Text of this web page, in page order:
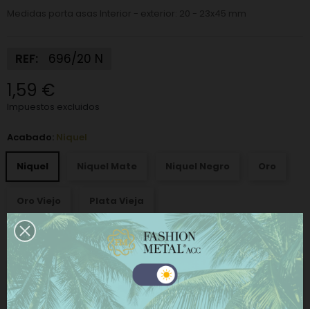
REF: 696/20 N
1,59 €
Impuestos excluidos
Acabado: Niquel
Niquel
− AÑADIR AL CARRITO
COMPRAR AHORA
Este sitio web utiliza cookies propias y de terceros
para mejorar nuestros servicios y mostrarle
publicidad relacionada con sus preferencias